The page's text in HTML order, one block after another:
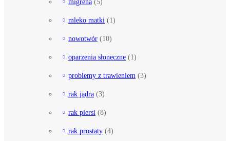
mleko matki (1)
nowotwór (10)
oparzenia słoneczne (1)
problemy z trawieniem (3)
rak jądra (3)
rak piersi (8)
rak prostaty (4)